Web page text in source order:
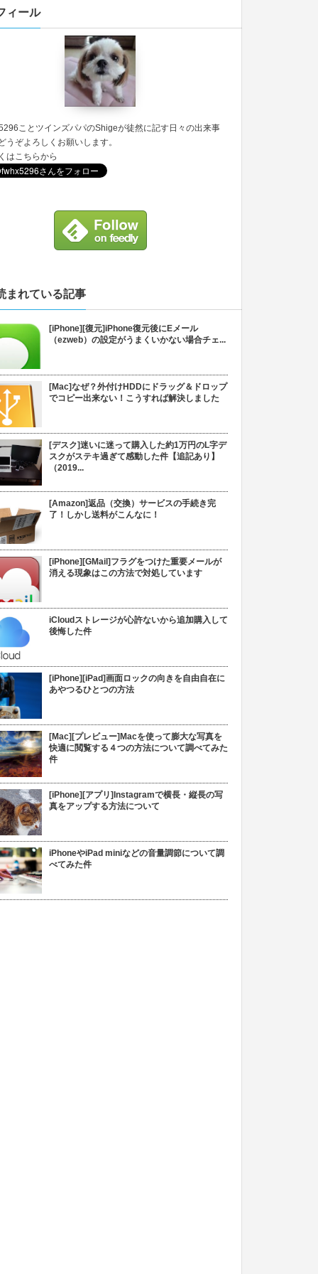
ィール
ことツインズパパのShigeが徒然に記す日々の出来事
うぞよろしくお願いします。
はこちらから
まれている記事
[iPhone][復元]iPhone復元後にEメール
（ezweb）の設定がうまくいかない場合チェ...
[Mac]なぜ？外付けHDDにドラッグ＆ドロップ
でコピー出来ない！こうすれば解決しました
[デスク]迷いに迷って購入した約1万円のL字デ
スクがステキ過ぎて感動した件【追記あり】
（2019...
[Amazon]返品（交換）サービスの手続き完
了！しかし送料がこんなに！
[iPhone][GMail]フラグをつけた重要メールが
消える現象はこの方法で対処しています
iCloudストレージが心許ないから追加購入して
後悔した件
[iPhone][iPad]画面ロックの向きを自由自在に
あやつるひとつの方法
[Mac][プレビュー]Macを使って膨大な写真を
快適に閲覧する４つの方法について調べてみた
件
[iPhone][アプリ]Instagramで横長・縦長の写
真をアップする方法について
iPhoneやiPad miniなどの音量調節について調
べてみた件